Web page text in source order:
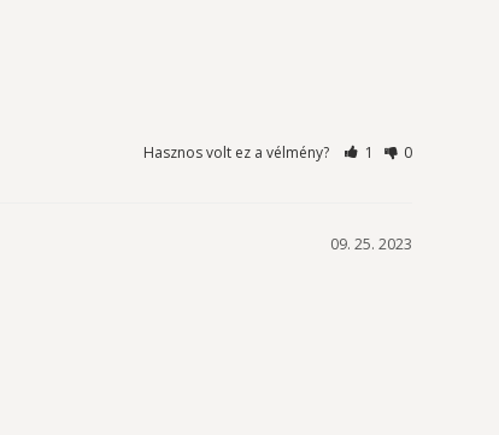
Hasznos volt ez a vélmény? 1 0
09. 25. 2023